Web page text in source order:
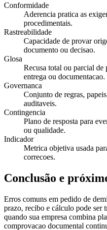
Conformidade
Aderencia pratica as
procedimentais.
Rastreabilidade
Capacidade de provar
documento ou decisao.
Glosa
Recusa total ou parcial de
entrega ou documentacao.
Governanca
Conjunto de regras,
auditaveis.
Contingencia
Plano de resposta para
ou qualidade.
Indicador
Metrica objetiva usada
correcoes.
Conclusão e
Erros comuns em pedido de
prazo, recibo e cálculo pode ser
quando sua empresa combina
comprovacao documental